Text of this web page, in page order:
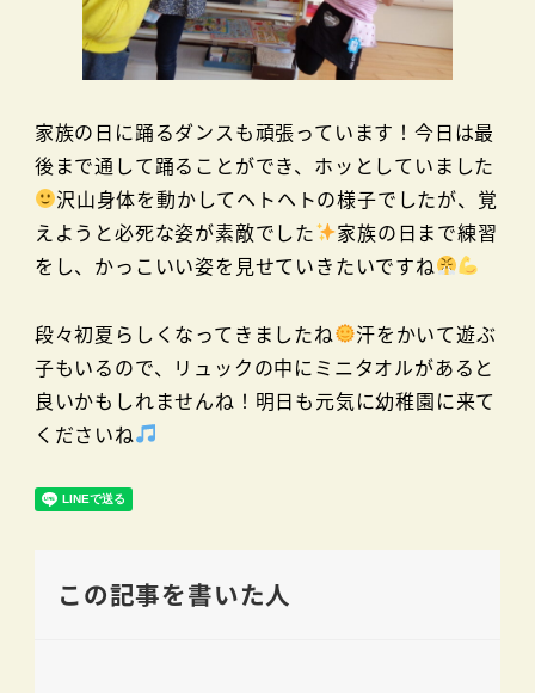
家族の日に踊るダンスも頑張っています！今日は最
後まで通して踊ることができ、ホッとしていました
沢山身体を動かしてヘトヘトの様子でしたが、覚
えようと必死な姿が素敵でした
家族の日まで練習
をし、かっこいい姿を見せていきたいですね
段々初夏らしくなってきましたね
汗をかいて遊ぶ
子もいるので、リュックの中にミニタオルがあると
良いかもしれませんね！明日も元気に幼稚園に来て
くださいね
この記事を書いた人